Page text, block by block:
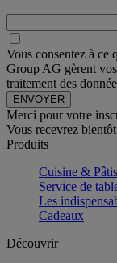
Vous consentez à ce
Group AG gèrent
traitement des
Merci pour votre
Vous recevrez
Produits
Cuisine &
Service de
Les
Cadeaux
Découvrir